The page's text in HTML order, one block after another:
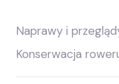
Naprawy i
Konserwacja